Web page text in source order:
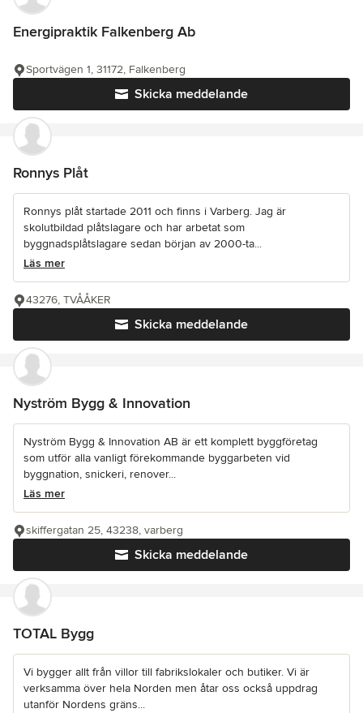
Energipraktik Falkenberg Ab
Skicka meddelande
Sportvägen 1, 31172, Falkenberg
Ronnys Plåt
Ronnys plåt startade 2011 och finns i Varberg. Jag är
skolutbildad plåtslagare och har arbetat som
byggnadsplåtslagare sedan början av 2000-ta...
Läs mer
Skicka meddelande
43276, TVÅÅKER
Nyström Bygg & Innovation
Nyström Bygg & Innovation AB är ett komplett byggföretag
som utför alla vanligt förekommande byggarbeten vid
byggnation, snickeri, renover...
Läs mer
Skicka meddelande
skiffergatan 25, 43238, varberg
TOTAL Bygg
Vi bygger allt från villor till fabrikslokaler och butiker. Vi är
verksamma över hela Norden men åtar oss också uppdrag
utanför Nordens gräns...